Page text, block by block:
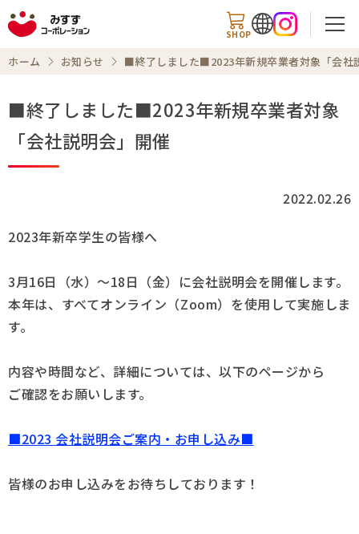
SHOP
知る・楽しむ
レシピ
お知らせ
採用情報
Q&A
お問い合わせ
ホーム お知らせ ■終了しました■2023年新規卒業者対象「会社
■終了しました■2023年新規卒業者対象
「会社説明会」開催
2022.02.26
2023年新卒学生の皆様へ
3月16日（水）～18日（金）に会社説明会を開催します。
本年は、すべてオンライン（Zoom）を使用して実施しま
す。
内容や時間など、詳細については、以下のページから
ご確認をお願いします。
■2023 会社説明会ご案内・お申し込み■
皆様のお申し込みをお待ちしております！